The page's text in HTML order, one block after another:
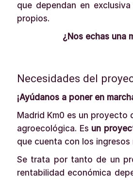
que dependan en
propios.
¿Nos echas una
Necesidades del
¡Ayúdanos a poner en
Madrid Km0 es un
agroecológica. Es un
que cuenta con los
Se trata por tanto de un
rentabilidad económica